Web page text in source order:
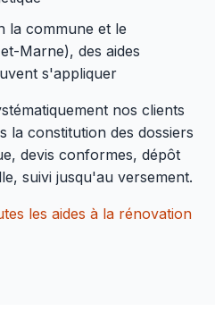
la commune et le
Marne), des aides
s'appliquer
nos clients
la constitution des dossiers
devis conformes, dépôt
suivi jusqu'au versement.
les aides à la rénovation